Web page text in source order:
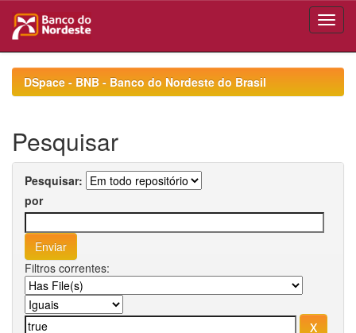
navigationDSpace - BNB - Banco do Nordeste do Brasil
Pesquisar
Pesquisar:
por
Filtros correntes: